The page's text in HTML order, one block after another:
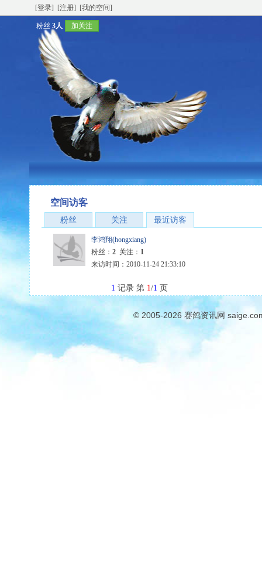
[登录] [注册] [我的空间]
粉丝 3人 加关注
空间访客
粉丝 关注 最近访客
李鸿翔(hongxiang)
粉丝： 2 关注： 1
来访时间：2010-11-24 21:33:10
1 记录 第 1/1 页
© 2005-2026 赛鸽资讯网